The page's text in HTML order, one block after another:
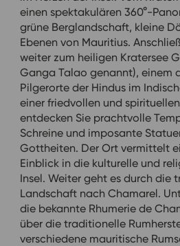
einen spektakulären 360°-
grüne Berglandschaft, kleine
Ebenen von Mauritius.
weiter zum heiligen Kratersee
Ganga Talao genannt), einem
Pilgerorte der Hindus im
einer friedvollen und
entdecken Sie prachtvolle
Schreine und imposante
Gottheiten. Der Ort vermittelt
Einblick in die kulturelle und
Insel. Weiter geht es durch die
Landschaft nach Chamarel.
die bekannte Rhumerie de
über die traditionelle
verschiedene mauritische